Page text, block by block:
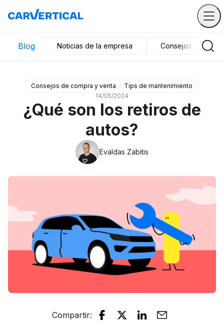
Blog Noticias de la empresa Consejos de
Consejos de compra y venta
Tips de mantenimiento
14/05/2024
¿Qué son los retiros de
autos?
Evaldas Zabitis
Compartir: